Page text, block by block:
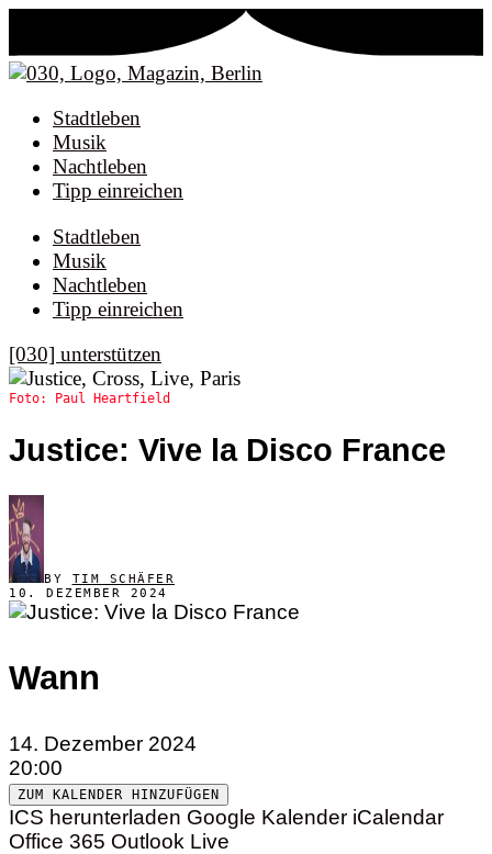
Stadtleben
Musik
Nachtleben
Tipp einreichen
Stadtleben
Musik
Nachtleben
Tipp einreichen
[030] unterstützen
Foto: Paul Heartfield
Justice: Vive la Disco France
BY TIM SCHÄFER
10. DEZEMBER 2024
Wann
14. Dezember 2024
20:00
ZUM KALENDER HINZUFÜGEN
ICS herunterladen Google Kalender iCalendar
Office 365 Outlook Live